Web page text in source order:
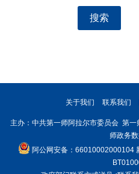
搜索
关于我们 联系我们
主办：中共第一师阿拉尔市委员会 第
师政务
阿公网安备：66010002000104